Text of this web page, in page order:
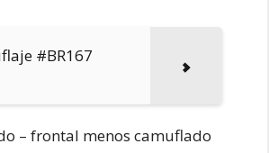
#BR167
– frontal menos camuflado